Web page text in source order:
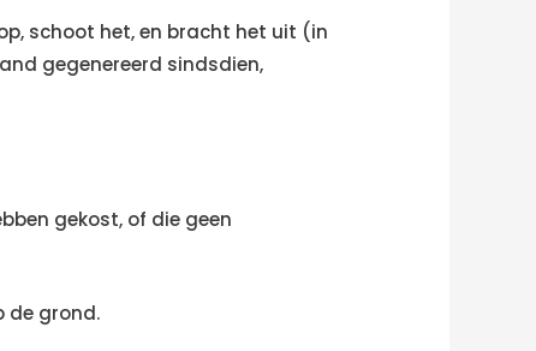
schoot het, en bracht het uit (in
gegenereerd sindsdien,
gekost, of die geen
de grond.